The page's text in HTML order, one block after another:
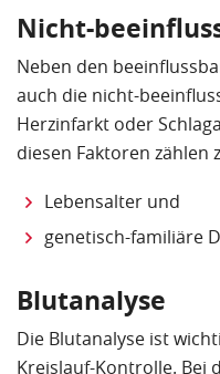
Nicht-
Neben den
auch die nicht-
Herzinfarkt oder
diesen Faktoren zählen
Lebensalter und
genetisch-familiäre
Blutanalyse
Die Blutanalyse ist
Kreislauf-Kontrolle. Bei